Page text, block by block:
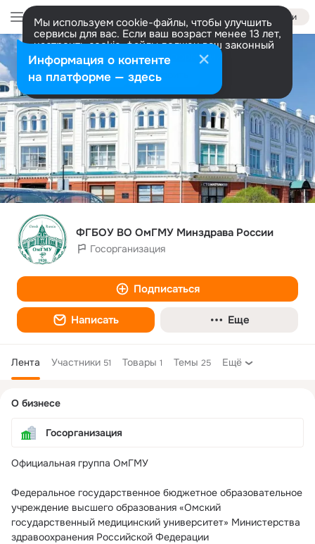
Войти
Мы используем cookie-файлы, чтобы улучшить
сервисы для вас. Если ваш возраст менее 13 лет,
настроить cookie-файлы должен ваш законный
представитель. Больше информации
Разрешить все Настроить
ФГБОУ ВО ОмГМУ Минздрава России
Госорганизация
Подписаться
Написать Еще
Лента Участники 51 Товары 1 Темы 25 Ещё
колонка
О бизнесе
Госорганизация
Официальная группа ОмГМУ
Федеральное государственное бюджетное образовательное
учреждение высшего образования «Омский
государственный медицинский университет» Министерства
здравоохранения Российской Федерации
Информация о контенте
на платформе — здесь